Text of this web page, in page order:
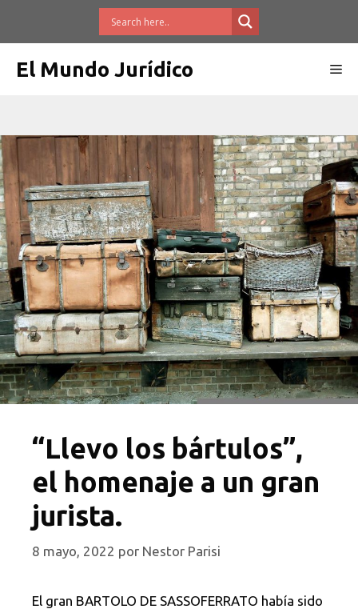
El Mundo Jurídico
“Llevo los bártulos”,
el homenaje a un gran
jurista.
8 mayo, 2022 por Nestor Parisi
El gran BARTOLO DE SASSOFERRATO había sido